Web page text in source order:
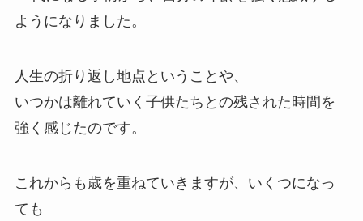
ようになりました。
人生の折り返し地点ということや、
いつかは離れていく子供たちとの残された時間を
強く感じたのです。
これからも歳を重ねていきますが、いくつになっ
ても